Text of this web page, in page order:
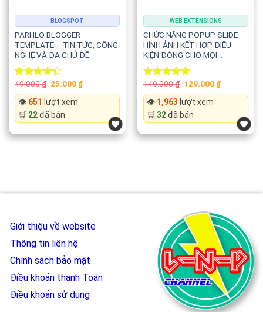
BLOGSPOT
PARHLO BLOGGER
TEMPLATE – TIN TỨC, CÔNG
NGHỆ VÀ ĐA CHỦ ĐỀ
Rated
4.33out
of 5
49.000₫ Original
was:
49.000 ₫.
25.000 ₫Current
price
👁️ 651 lượt xem
🛒 22đã bán
WEB EXTENSIONS
CHỨC NĂNG POPUP SLIDE
HÌNH ẢNH KẾT HỢP ĐIỀU
KIỆN ĐÓNG CHO MỌI
WEBSITE
Rated5.00
out of 5
149.000₫ Original
was:
149.000 ₫.
129.000 ₫Current
price
👁️ 1,963 lượt xem
🛒 32đã bán
Giới thiệu về website
Thông tin liên hệ
Chính sách bảo mật
Điều khoản thanh Toán
Điều khoản sử dụng